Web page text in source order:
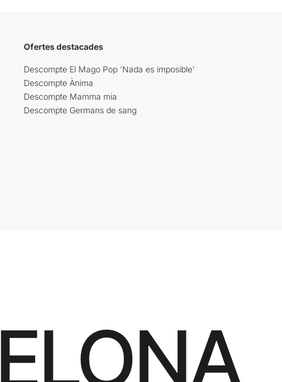
Ofertes destacades
Descompte El Mago Pop 'Nada es imposible'
Descompte Ànima
Descompte Mamma mia
Descompte Germans de sang